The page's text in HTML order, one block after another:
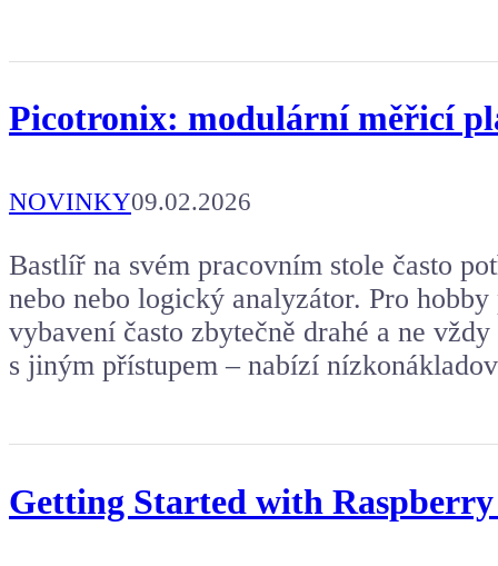
Picotronix: modulární měřicí
NOVINKY09.02.2026
Bastlíř na svém pracovním stole často
nebo nebo logický analyzátor. Pro
vybavení často zbytečně drahé a ne
s jiným přístupem – nabízí
Getting Started with